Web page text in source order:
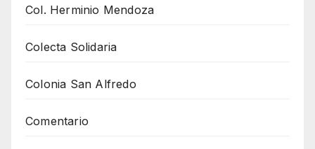
Col. Herminio Mendoza
Colecta Solidaria
Colonia San Alfredo
Comentario